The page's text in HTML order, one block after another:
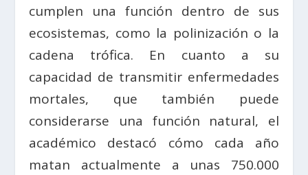
cumplen una función dentro de sus
ecosistemas, como la polinización o la
cadena trófica. En cuanto a su
capacidad de transmitir enfermedades
mortales, que también puede
considerarse una función natural, el
académico destacó cómo cada año
matan actualmente a unas 750.000